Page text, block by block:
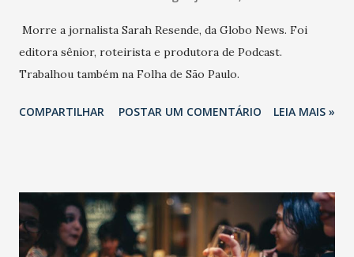
Morre a jornalista Sarah Resende, da Globo News. Foi
editora sênior, roteirista e produtora de Podcast.
Trabalhou também na Folha de São Paulo.
COMPARTILHAR POSTAR UM COMENTÁRIO LEIA MAIS »